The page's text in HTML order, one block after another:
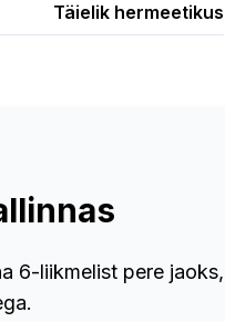
Täielik hermeetikus
6-liikmelist pere jaoks,